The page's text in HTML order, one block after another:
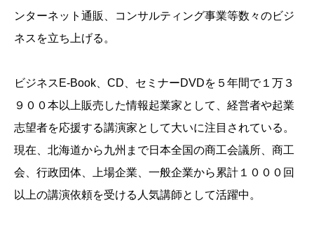
ンターネット通販、コンサルティング事業等数々のビジ
ネスを立ち上げる。
ビジネスE-Book、CD、セミナーDVDを５年間で１万３
９００本以上販売した情報起業家として、経営者や起業
志望者を応援する講演家として大いに注目されている。
現在、北海道から九州まで日本全国の商工会議所、商工
会、行政団体、上場企業、一般企業から累計１０００回
以上の講演依頼を受ける人気講師として活躍中。